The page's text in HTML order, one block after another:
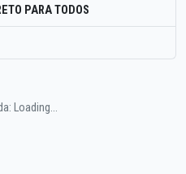
PARA TODOS
Loading...